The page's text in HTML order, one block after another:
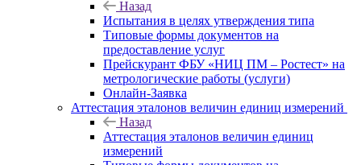
Назад
Испытания в целях утверждения типа
Типовые формы документов на
предоставление услуг
Прейскурант ФБУ «НИЦ ПМ – Ростест» на
метрологические работы (услуги)
Онлайн-Заявка
Аттестация эталонов величин единиц измерений
Назад
Аттестация эталонов величин единиц
измерений